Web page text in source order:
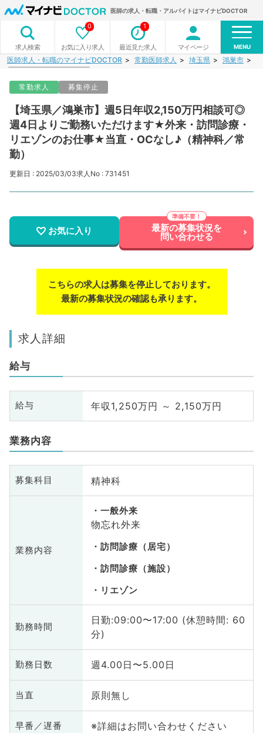
医師の求人・転職・アルバイトはマイナビDOCTOR
求人検索 お気に入り求人
0
最近見た求人
1
マイページ MENU
医師求人・転職のマイナビDOCTOR 常勤医師求人 埼玉県 鴻巣市
常勤求人 募集停止
【埼玉県／鴻巣市】週5日年収2,150万円相談可◎
週4日よりご勤務いただけます★外来・訪問診療・
リエゾンのお仕事★当直・OCなし♪（精神科／常
勤）
更新日 : 2025/03/03求人No : 731451
お気に入り 最新の募集状況を
問い合わせる
こちらの求人は募集を停止しております。
最新の募集状況の確認も承ります。
求人詳細
給与
給与 年収1,250万円 ～ 2,150万円
業務内容
募集科目 精神科
業務内容
一般外来
物忘れ外来
訪問診療（居宅）
訪問診療（施設）
リエゾン
勤務時間
日勤:09:00〜17:00 (休憩時間: 60
分)
勤務日数 週4.00日〜5.00日
当直 原則無し
早番／遅番 ※詳細はお問い合わせください